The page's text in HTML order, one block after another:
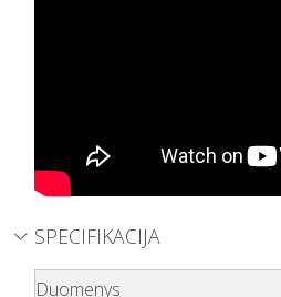
SPECIFIKACIJA
Duomenys